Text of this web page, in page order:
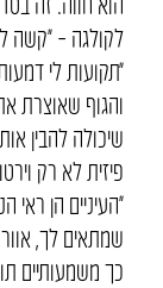
לקולגה – ״קשה
״תקועות לי
והגוף שאוצרת
שיכולה להבין
פיזית לא רק
״העיניים הן ראי
שמתאים לך,
כך משמעותיים